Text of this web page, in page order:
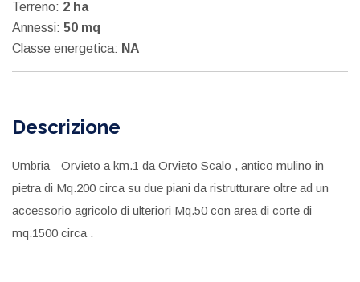
Terreno: 2 ha
Annessi: 50 mq
Classe energetica: NA
Descrizione
Umbria - Orvieto a km.1 da Orvieto Scalo , antico mulino in
pietra di Mq.200 circa su due piani da ristrutturare oltre ad un
accessorio agricolo di ulteriori Mq.50 con area di corte di
mq.1500 circa .